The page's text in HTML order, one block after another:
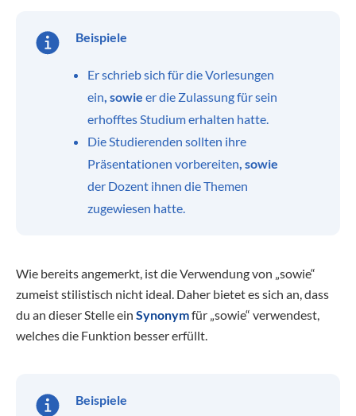
Beispiele
Er schrieb sich für die Vorlesungen
ein, sowie er die Zulassung für sein
erhofftes Studium erhalten hatte.
Die Studierenden sollten ihre
Präsentationen vorbereiten, sowie
der Dozent ihnen die Themen
zugewiesen hatte.
Wie bereits angemerkt, ist die Verwendung von „sowie“
zumeist stilistisch nicht ideal. Daher bietet es sich an, dass
du an dieser Stelle ein Synonymfür „sowie“ verwendest,
welches die Funktion besser erfüllt.
Beispiele